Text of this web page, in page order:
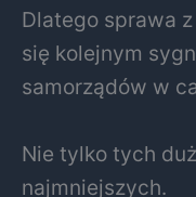
Dlatego sprawa z
się kolejnym
samorządów w
Nie tylko tych
najmniejszych.